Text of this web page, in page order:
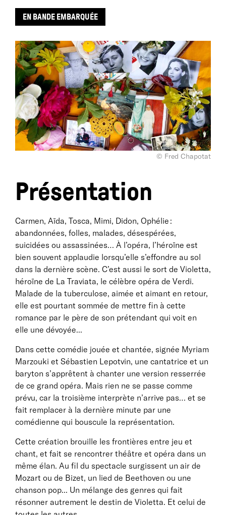
EN BANDE EMBARQUÉE
© Fred Chapotat
Présentation
Carmen, Aïda, Tosca, Mimi, Didon, Ophélie :
abandonnées, folles, malades, désespérées,
suicidées ou assassinées… À l’opéra, l’héroïne est
bien souvent applaudie lorsqu’elle s’effondre au sol
dans la dernière scène. C’est aussi le sort de Violetta,
héroïne de La Traviata, le célèbre opéra de Verdi.
Malade de la tuberculose, aimée et aimant en retour,
elle est pourtant sommée de mettre fin à cette
romance par le père de son prétendant qui voit en
elle une dévoyée...
Dans cette comédie jouée et chantée, signée Myriam
Marzouki et Sébastien Lepotvin, une cantatrice et un
baryton s’apprêtent à chanter une version resserrée
de ce grand opéra. Mais rien ne se passe comme
prévu, car la troisième interprète n’arrive pas… et se
fait remplacer à la dernière minute par une
comédienne qui bouscule la représentation.
Cette création brouille les frontières entre jeu et
chant, et fait se rencontrer théâtre et opéra dans un
même élan. Au fil du spectacle surgissent un air de
Mozart ou de Bizet, un lied de Beethoven ou une
chanson pop... Un mélange des genres qui fait
résonner autrement le destin de Violetta. Et celui de